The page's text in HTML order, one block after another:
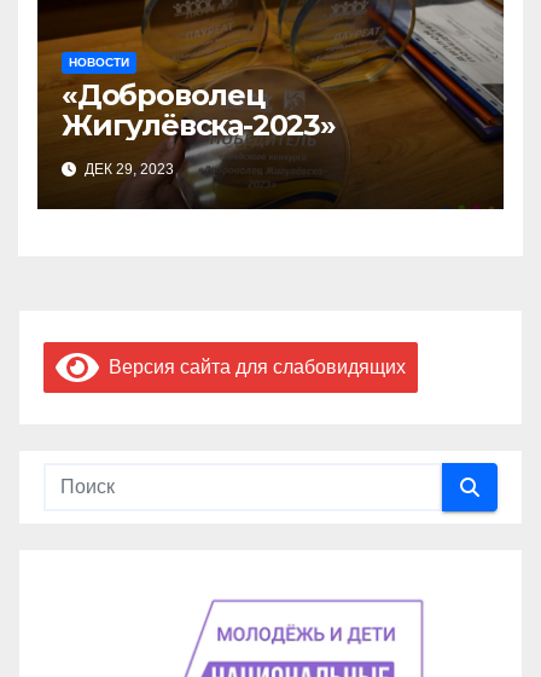
НОВОСТИ
«Доброволец
Жигулёвска-2023»
ДЕК 29, 2023
Версия сайта для слабовидящих